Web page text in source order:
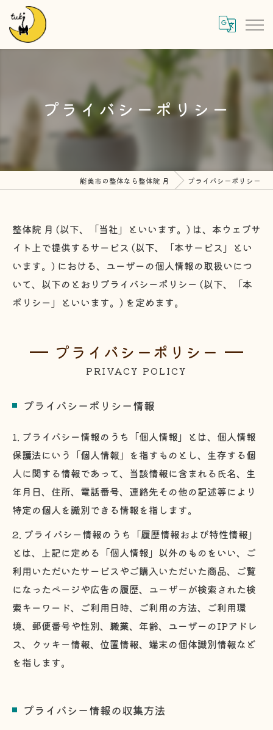
プライバシーポリシー
能美市の整体なら整体院 月 プライバシーポリシー
整体院 月 (以下、「当社」といいます。) は、本ウェブサ
イト上で提供するサービス (以下、「本サービス」とい
います。) における、ユーザーの個人情報の取扱いにつ
いて、以下のとおりプライバシーポリシー (以下、「本
ポリシー」といいます。) を定めます。
プライバシーポリシー
PRIVACY POLICY
プライバシーポリシー情報
1. プライバシー情報のうち「個人情報」とは、個人情報
保護法にいう「個人情報」を指すものとし、生存する個
人に関する情報であって、当該情報に含まれる氏名、生
年月日、住所、電話番号、連絡先その他の記述等により
特定の個人を識別できる情報を指します。
2. プライバシー情報のうち「履歴情報および特性情報」
とは、上記に定める「個人情報」以外のものをいい、ご
利用いただいたサービスやご購入いただいた商品、ご覧
になったページや広告の履歴、ユーザーが検索された検
索キーワード、ご利用日時、ご利用の方法、ご利用環
境、郵便番号や性別、職業、年齢、ユーザーのIPアドレ
ス、クッキー情報、位置情報、端末の個体識別情報など
を指します。
プライバシー情報の収集方法